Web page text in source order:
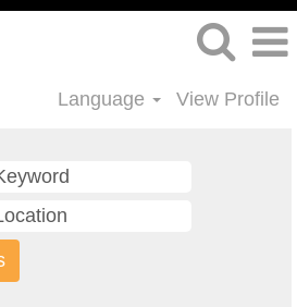
Language View Profile